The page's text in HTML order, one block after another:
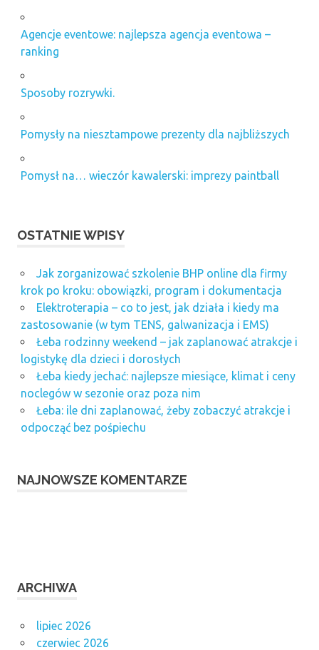
Agencje eventowe: najlepsza agencja eventowa –
ranking
Sposoby rozrywki.
Pomysły na niesztampowe prezenty dla najbliższych
Pomysł na… wieczór kawalerski: imprezy paintball
OSTATNIE WPISY
Jak zorganizować szkolenie BHP online dla firmy
krok po kroku: obowiązki, program i dokumentacja
Elektroterapia – co to jest, jak działa i kiedy ma
zastosowanie (w tym TENS, galwanizacja i EMS)
Łeba rodzinny weekend – jak zaplanować atrakcje i
logistykę dla dzieci i dorosłych
Łeba kiedy jechać: najlepsze miesiące, klimat i ceny
noclegów w sezonie oraz poza nim
Łeba: ile dni zaplanować, żeby zobaczyć atrakcje i
odpocząć bez pośpiechu
NAJNOWSZE KOMENTARZE
ARCHIWA
lipiec 2026
czerwiec 2026